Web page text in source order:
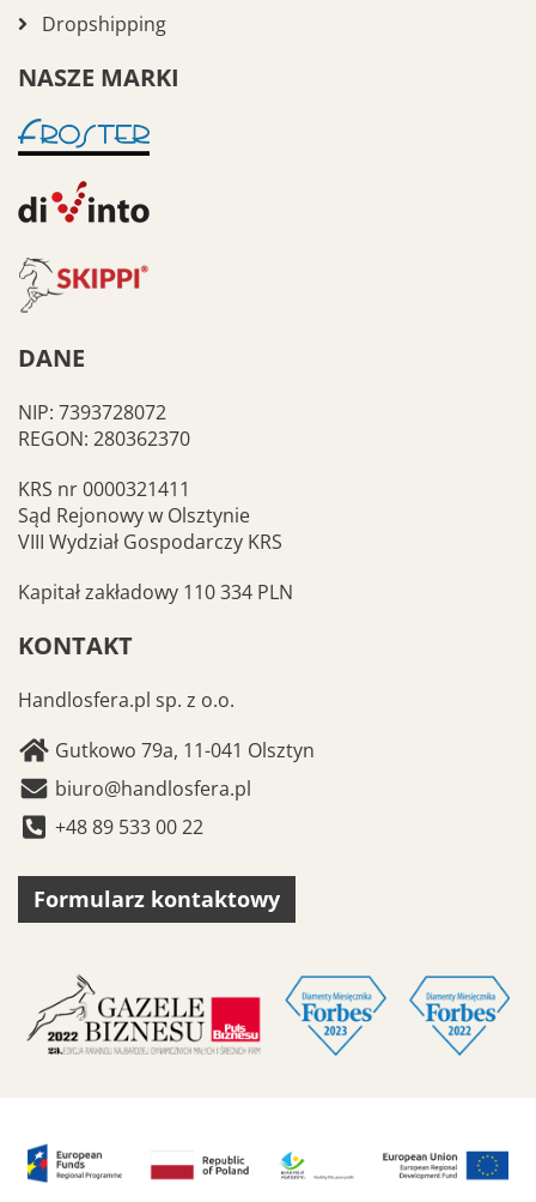
Dropshipping
NASZE MARKI
DANE
NIP: 7393728072
REGON: 280362370
KRS nr 0000321411
Sąd Rejonowy w Olsztynie
VIII Wydział Gospodarczy KRS
Kapitał zakładowy 110 334 PLN
KONTAKT
Handlosfera.pl sp. z o.o.
Gutkowo 79a, 11-041 Olsztyn
biuro@handlosfera.pl
+48 89 533 00 22
Formularz kontaktowy